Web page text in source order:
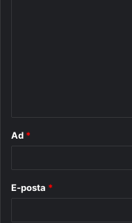
Ad *
E-posta *